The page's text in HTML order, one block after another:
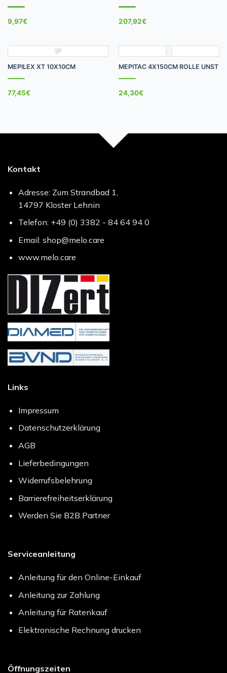
9,97€ 207,92€
MEPILEX XT 10X10CM
77,45€
MEPITAC 4X150CM ROLLE UNST
24,30€
Kontakt
Adresse: Zum Strandbad 1,
14797 Kloster Lehnin
Telefon: +49 (0) 3382 - 84 64 94 0
Email: shop@melo.care
www.melo.care
Links
Impressum
Datenschutzerklärung
AGB
Lieferbedingungen
Widerrufsbelehrung
Barrierefreiheitserklärung
Werden Sie B2B Partner
Serviceanleitung
Anleitung für den Online-Einkauf
Anleitung zur Zahlung
Anleitung für Ratenkauf
Elektronische Rechnung drucken
Öffnungszeiten